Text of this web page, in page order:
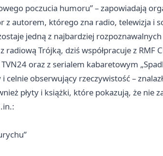
poczucia humoru” – zapowiadają
z autorem, którego zna radio, telewizja i
jedną z najbardziej
radiową Trójką, dziś współpracuje z RMF
oraz z serialem kabaretowym
celnie obserwujący rzeczywistość –
płyty i książki, które pokazują, że nie